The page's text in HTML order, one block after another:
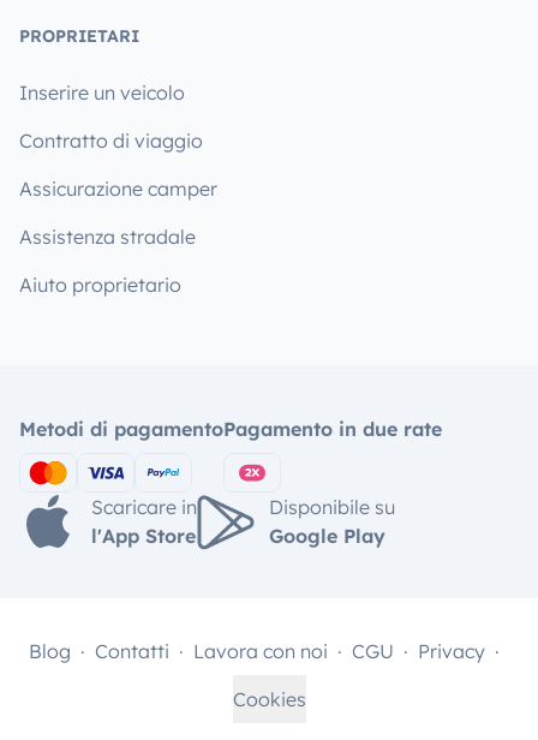
PROPRIETARI
Inserire un veicolo
Contratto di viaggio
Assicurazione camper
Assistenza stradale
Aiuto proprietario
Metodi di pagamentoPagamento in due rate
Scaricare in
l'App Store
Disponibile su
Google Play
Blog Contatti Lavora con noi CGU
Privacy
Cookies